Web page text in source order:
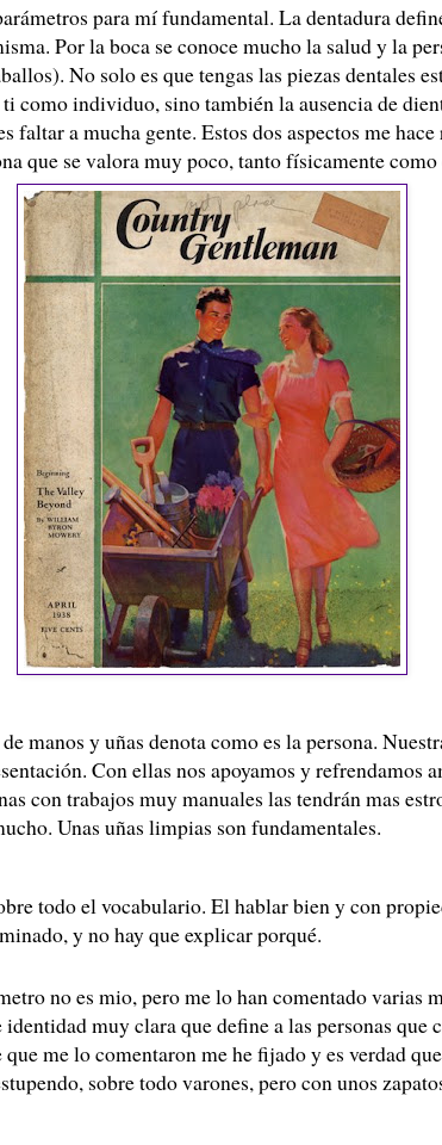
para mí fundamental. La dentadura
Por la boca se conoce mucho la salud y la
No solo es que tengas las piezas dentales
como individuo, sino también la ausencia de
faltar a mucha gente. Estos dos aspectos me
que se valora muy poco, tanto físicamente
manos y uñas denota como es la persona.
Con ellas nos apoyamos y refrendamos
con trabajos muy manuales las tendrán mas
Unas uñas limpias son fundamentales.
todo el vocabulario. El hablar bien y con
y no hay que explicar porqué.
no es mio, pero me lo han comentado varias
muy clara que define a las personas que
me lo comentaron me he fijado y es verdad
sobre todo varones, pero con unos